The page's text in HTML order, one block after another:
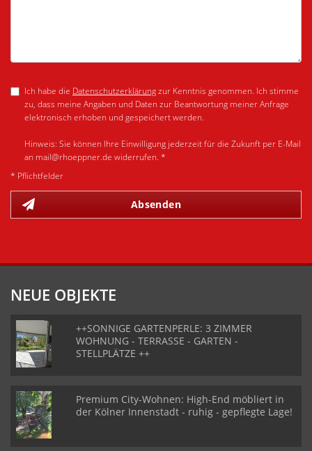
Ich habe die Datenschutzerklärungzur Kenntnis genommen. Ich stimme
zu, dass meine Angaben und Daten zur Beantwortung meiner Anfrage
elektronisch erhoben und gespeichert werden.
Hinweis: Sie können Ihre Einwilligung jederzeit für die Zukunft per E-Mail
an mail@rhoeppner.de widerrufen. *
* Pflichtfelder
Absenden
NEUE OBJEKTE
++SONNIGE GARTENPERLE: 3 ZIMMER
WOHNUNG - TERRASSE - GARTEN -
STELLPLÄTZE ++
Premium City-Wohnen: High-End möbliert in
der Kölner Innenstadt - ruhig - gepflegte Lage!